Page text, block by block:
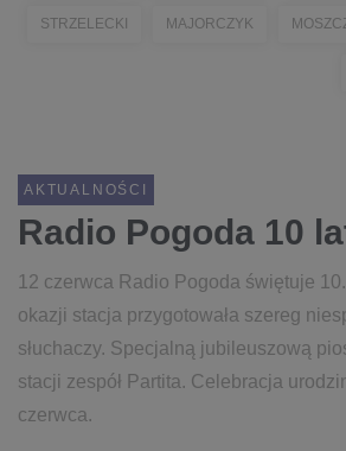
STRZELECKI MAJORCZYK
AKTUALNOŚCI
Radio Pogoda 10
12 czerwca Radio Pogoda świętuje
okazji stacja przygotowała szereg
słuchaczy. Specjalną jubileuszową
stacji zespół Partita. Celebracja
czerwca.